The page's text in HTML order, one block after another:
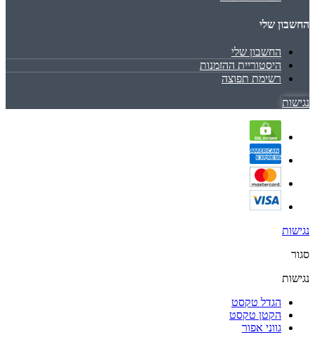
החשבון שלי
החשבון שלי
היסטוריית ההזמנות
רשימת תפוצה
נגישות
נגישות
סגור
נגישות
הגדל טקסט
הקטן טקסט
גווני אפור